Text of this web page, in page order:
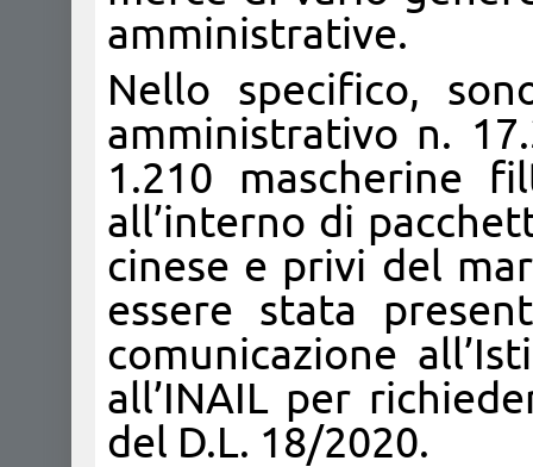
amministrative.
Nello specifico,
amministrativo n.
1.210 mascherine
all’interno di
cinese e privi del
essere stata
comunicazione
all’INAIL per
del D.L. 18/2020.